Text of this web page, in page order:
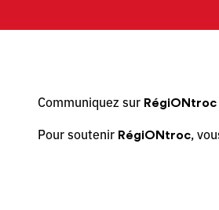
Communiquez sur RégiONtroc
Pour soutenir RégiONtroc,